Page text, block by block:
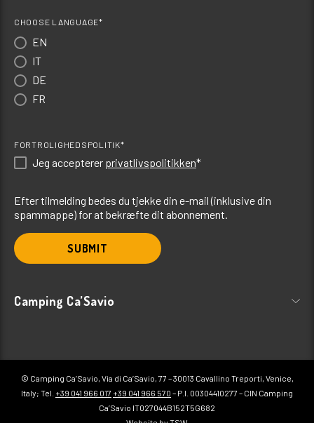
CHOOSE LANGUAGE*
EN
IT
DE
FR
FORTROLIGHEDSPOLITIK*
Jeg accepterer privatlivspolitikken*
Efter tilmelding bedes du tjekke din e-mail (inklusive din
spammappe) for at bekræfte dit abonnement.
SUBMIT
Camping Ca’Savio
© Camping Ca’Savio, Via di Ca’Savio, 77 – 30013 Cavallino Treporti, Venice,
Italy; Tel. +39 041 966 017 +39 041 966 570 – P.I. 00304410277 – CIN Camping
Ca’Savio IT027044B152T5G682